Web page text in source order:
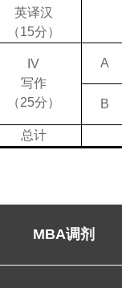
英译汉
（15分）
IV
写作
（25分）
A
B
总计
MBA调剂